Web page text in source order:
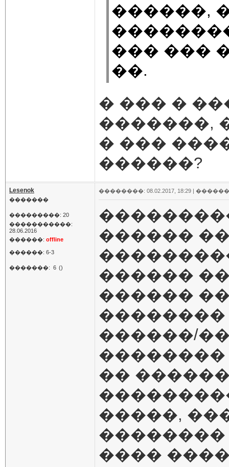
������,
��� ���
��.
� ��� �
�������,
� ���
������?
Lesenok
�������
���������: 20
�����������:
28.06.2016
������: offline
������: 6-3
�������: 6 ()
��������: 08.02.2017, 18:29 |
������
������
������
��������
������/
��������
��
�����,
����